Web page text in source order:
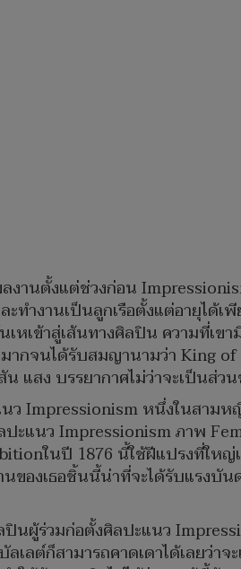
านตั้งแต่ช่วงก่อน
ทำงานเป็นลูกเรือตั้งแต่อายุได้
เข้าสู่เส้นทางศิลปิน ความที่เข
กจนได้รับสมญานามว่า King
แสง บรรยากาศไม่ว่าจะเป็นส่
Impressionism หนึ่งในสามห
แนว Impressionism ภาพ
ในปี 1876 นี้ใช้ฝีแปรงที่ให
องเธอชิ้นนี้น่าที่จะได้รับแรงบั
นผู้ร่วมก่อตั้งศิลปะแนว
เลต์ก็สามารถคาดเดาได้เลยว่